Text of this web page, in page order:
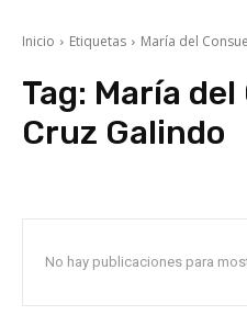
Inicio Etiquetas María del
Tag: María del
Cruz Galindo
No hay publicaciones para